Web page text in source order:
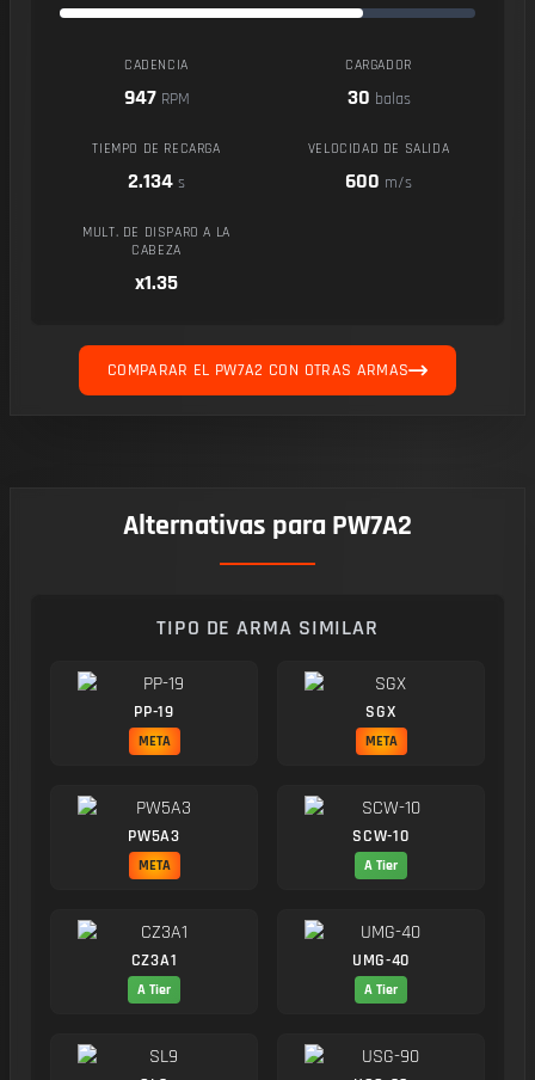
CADENCIA
947 RPM
CARGADOR
30 balas
TIEMPO DE RECARGA
2.134 s
VELOCIDAD DE SALIDA
600 m/s
MULT. DE DISPARO A LA
CABEZA
x1.35
COMPARAR EL PW7A2 CON OTRAS ARMAS
Alternativas para PW7A2
TIPO DE ARMA SIMILAR
PP-19
META
SGX
META
PW5A3
META
SCW-10
A Tier
CZ3A1
A Tier
UMG-40
A Tier